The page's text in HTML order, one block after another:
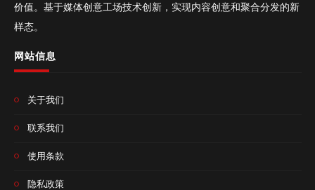
价值。基于媒体创意工场技术创新，实现内容创意和聚合分发的新
样态。
网站信息
关于我们
联系我们
使用条款
隐私政策